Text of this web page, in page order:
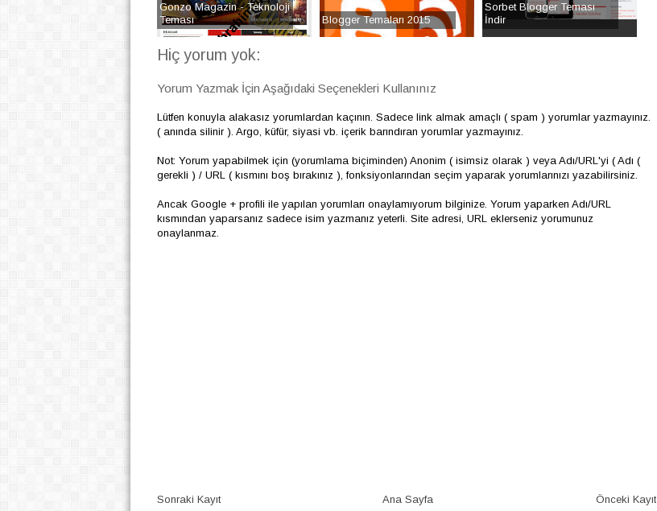
Gonzo Magazin - Teknoloji
Teması
Blogger Temaları 2015
Sorbet Blogger Teması
İndir
Hiç yorum yok:
Yorum Yazmak İçin Aşağıdaki Seçenekleri Kullanınız
Lütfen konuyla alakasız yorumlardan kaçının. Sadece link almak amaçlı ( spam ) yorumlar yazmayınız.
( anında silinir ). Argo, küfür, siyasi vb. içerik barındıran yorumlar yazmayınız.
Not: Yorum yapabilmek için (yorumlama biçiminden) Anonim ( isimsiz olarak ) veya Adı/URL'yi ( Adı (
gerekli ) / URL ( kısmını boş bırakınız ), fonksiyonlarından seçim yaparak yorumlarınızı yazabilirsiniz.
Ancak Google + profili ile yapılan yorumları onaylamıyorum bilginize. Yorum yaparken Adı/URL
kısmından yaparsanız sadece isim yazmanız yeterli. Site adresi, URL eklerseniz yorumunuz
onaylanmaz.
Sonraki Kayıt Önceki Kayıt
Ana Sayfa